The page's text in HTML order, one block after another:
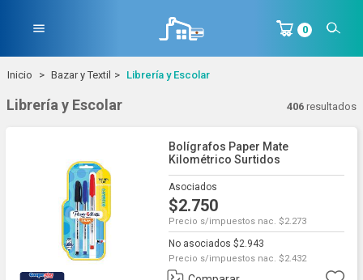
menu 0
Inicio Bazar y Textil Librería y Escolar
Librería y Escolar 406 resultados
Bolígrafos Paper Mate
Kilométrico Surtidos
Asociados
$2.750
Precio s/impuestos nac. $2.273
No asociados $2.943
Precio s/impuestos nac. $2.432